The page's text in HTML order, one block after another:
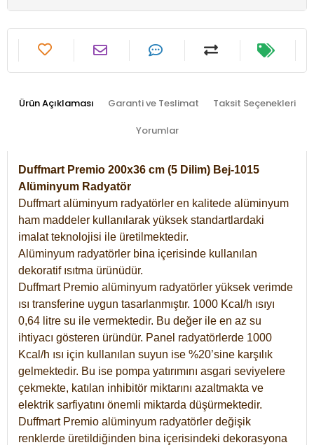
Ürün Açıklaması Garanti ve Teslimat Taksit Seçenekleri
Yorumlar
Duffmart Premio 200x36 cm (5 Dilim) Bej-1015
Alüminyum Radyatör
Duffmart alüminyum radyatörler en kalitede alüminyum
ham maddeler kullanılarak yüksek standartlardaki
imalat teknolojisi ile üretilmektedir.
Alüminyum radyatörler bina içerisinde kullanılan
dekoratif ısıtma ürünüdür.
Duffmart Premio alüminyum radyatörler yüksek verimde
ısı transferine uygun tasarlanmıştır. 1000 Kcal/h ısıyı
0,64 litre su ile vermektedir. Bu değer ile en az su
ihtiyacı gösteren üründür. Panel radyatörlerde 1000
Kcal/h ısı için kullanılan suyun ise %20’sine karşılık
gelmektedir. Bu ise pompa yatırımını asgari seviyelere
çekmekte, katılan inhibitör miktarını azaltmakta ve
elektrik sarfiyatını önemli miktarda düşürmektedir.
Duffmart Premio alüminyum radyatörler değişik
renklerde üretildiğinden bina içerisindeki dekorasyona